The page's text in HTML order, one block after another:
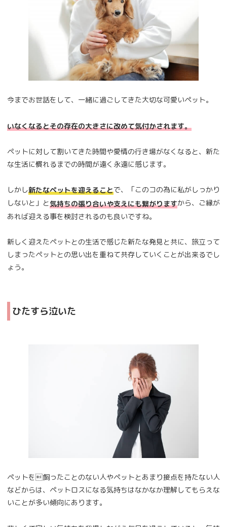
今までお世話をして、一緒に過ごしてきた大切な可愛いペット。
いなくなるとその存在の大きさに改めて気付かされます。
ペットに対して割いてきた時間や愛情の行き場がなくなると、新た
な生活に慣れるまでの時間が遠く永遠に感じます。
しかし新たなペットを迎えることで、「このコの為に私がしっかり
しないと」と気持ちの張り合いや支えにも繋がりますから、ご縁が
あれば迎える事を検討されるのも良いですね。
新しく迎えたペットとの生活で感じた新たな発見と共に、旅立って
しまったペットとの思い出を重ねて共存していくことが出来るでし
ょう。
ひたすら泣いた
ペットを飼ったことのない人やペットとあまり接点を持たない人
などからは、ペットロスになる気持ちはなかなか理解してもらえな
いことが多い傾向にあります。